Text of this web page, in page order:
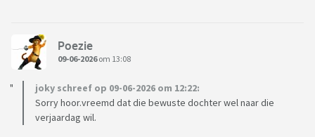
Poezie
09-06-2026om 13:08
joky schreef op 09-06-2026 om 12:22:
Sorry hoor.vreemd dat die bewuste dochter wel naar die
verjaardag wil.